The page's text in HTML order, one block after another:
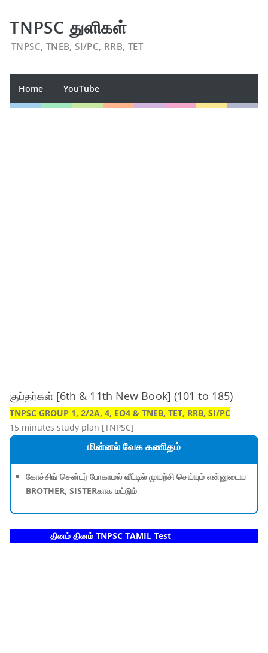
TNPSC துளிகள்
TNPSC, TNEB, SI/PC, RRB, TET
Home YouTube
குப்தர்கள் [6th & 11th New Book] (101 to 185)
TNPSC GROUP 1, 2/2A, 4, EO4 & TNEB, TET, RRB, SI/PC
15 minutes study plan [TNPSC]
மின்னல் வேக கணிதம்
கோச்சிங் சென்டர் போகாமல் வீட்டில் முயற்சி செய்யும் என்னுடைய
BROTHER, SISTERகாக மட்டும்
தினம் தினம் TNPSC TAMIL Test